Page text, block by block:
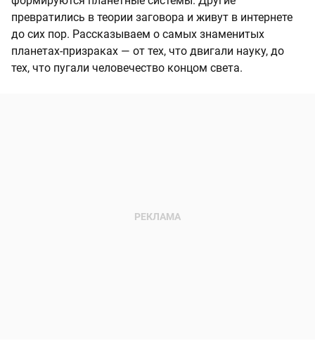
превратились в теории заговора и живут в интернете
до сих пор. Рассказываем о самых знаменитых
планетах-призраках — от тех, что двигали науку, до
тех, что пугали человечество концом света.